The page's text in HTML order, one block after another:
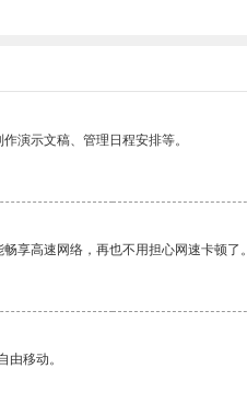
演示文稿、管理日程安排等。
享高速网络，再也不用担心网速卡顿了。
移动。